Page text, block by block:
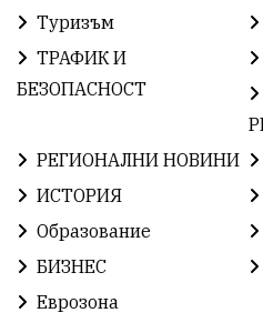
ИсторияНаБългария
БългарскаГордост
Легенда
ОтровнатаЯбълка
Туризъм
ТРАФИК И
БЕЗОПАСНОСТ
РЕГИОНАЛНИ НОВИНИ
ИСТОРИЯ
Образование
БИЗНЕС
Еврозона